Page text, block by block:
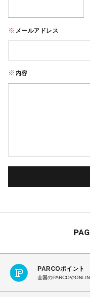
メールアドレス
内容
PARCOポイント
全国のPARCOや